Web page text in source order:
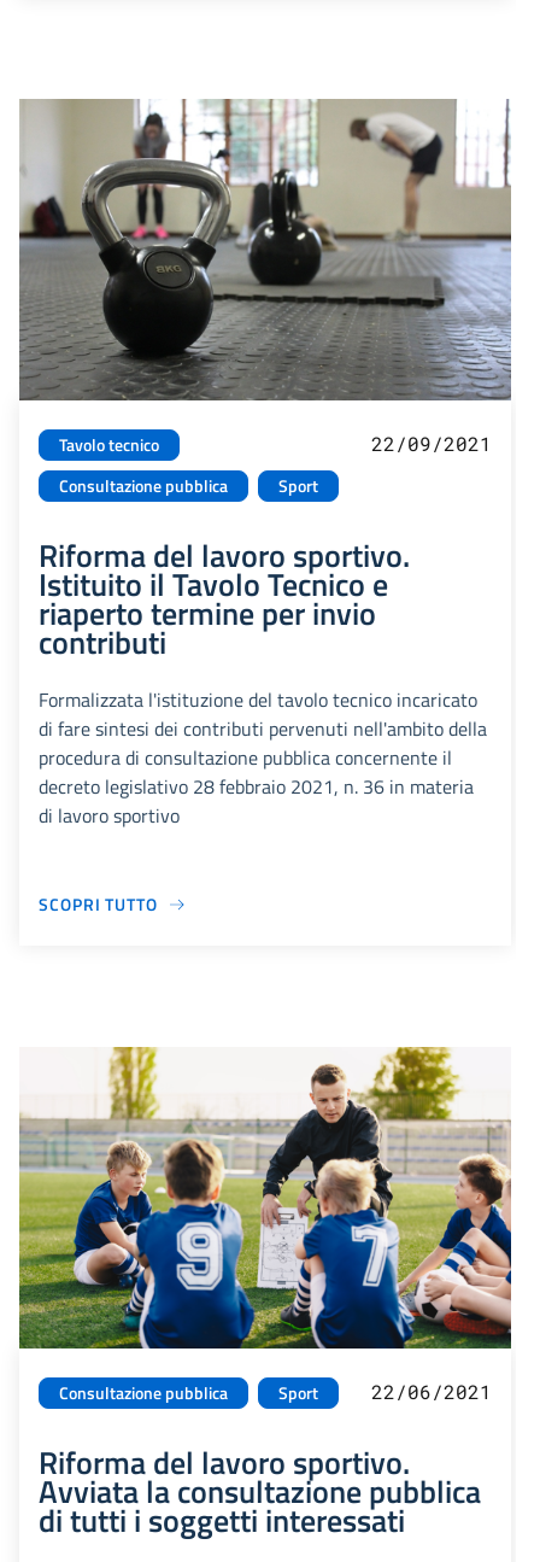
Tavolo tecnico
Consultazione pubblica
Sport
22/09/2021
Riforma del lavoro sportivo.
Istituito il Tavolo Tecnico e
riaperto termine per invio
contributi
Formalizzata l'istituzione del tavolo tecnico incaricato
di fare sintesi dei contributi pervenuti nell'ambito della
procedura di consultazione pubblica concernente il
decreto legislativo 28 febbraio 2021, n. 36 in materia
di lavoro sportivo
SCOPRI TUTTO
Consultazione pubblica Sport 22/06/2021
Riforma del lavoro sportivo.
Avviata la consultazione pubblica
di tutti i soggetti interessati